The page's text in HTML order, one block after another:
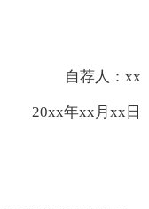
自荐人：xx
20xx年xx月xx日